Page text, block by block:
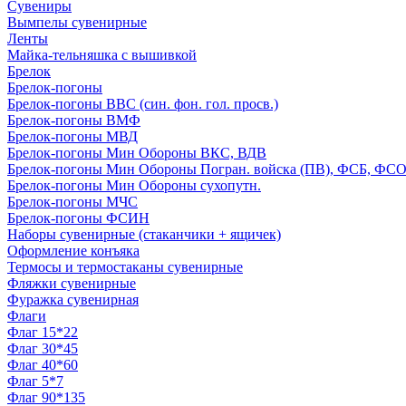
Сувениры
Вымпелы сувенирные
Ленты
Майка-тельняшка с вышивкой
Брелок
Брелок-погоны
Брелок-погоны ВВС (син. фон. гол. просв.)
Брелок-погоны ВМФ
Брелок-погоны МВД
Брелок-погоны Мин Обороны ВКС, ВДВ
Брелок-погоны Мин Обороны Погран. войска (ПВ), ФСБ, ФСО
Брелок-погоны Мин Обороны сухопутн.
Брелок-погоны МЧС
Брелок-погоны ФСИН
Наборы сувенирные (стаканчики + ящичек)
Оформление конъяка
Термосы и термостаканы сувенирные
Фляжки сувенирные
Фуражка сувенирная
Флаги
Флаг 15*22
Флаг 30*45
Флаг 40*60
Флаг 5*7
Флаг 90*135